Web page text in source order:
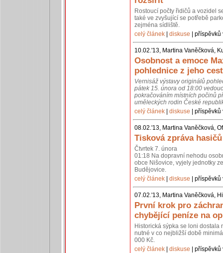
Rostoucí počty řidičů a vozidel
také ve zvyšující se potřebě
zejména sídliště.
celý článek
diskuse |
10.02.'13, Martina Vaněčková,
Osobnost a emoce
pohlednice z jeho cest
Vernisáž výstavy originálů
pátek 15. února od 18:00
pokračováním místních počinů
uměleckých rodin České
celý článek
diskuse |
08.02.'13, Martina Vaněčková,
Tisková zpráva
Čtvrtek 7. února
01:18 Na dopravní nehodu
obce Nišovice, vyjely jednotky
Budějovice.
celý článek
diskuse |
07.02.'13, Martina Vaněčková,
První krok pro
chybějící peníze na
Historická sýpka se loni
nutné v co nejbližší době
000 Kč.
celý článek
diskuse |